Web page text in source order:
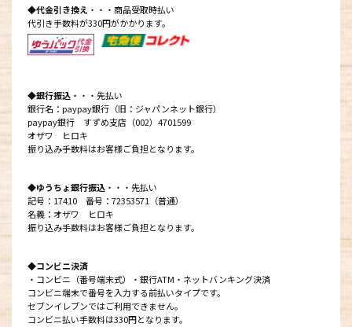
◆代金引き換え ・・・商品受取時払い
代引き手数料が330円がかかります。
◆銀行振込 ・・・先払い
銀行名：paypay銀行（旧：ジャパンネット銀行）
paypay銀行 すずめ支店（002）4701599
オザワ ヒロキ
振り込み手数料はお客様ご負担となります。
◆ゆうちょ銀行振込 ・・・先払い
記号：17410 番号：72353571（普通）
名義：オザワ ヒロキ
振り込み手数料はお客様ご負担となります。
◆コンビニ決済
・コンビニ（番号端末式）・銀行ATM・ネットバンキング決済
コンビニ端末で番号を入力する前払いタイプです。
セブンイレブンではご利用できません。
コンビニ払い手数料は330円となります。